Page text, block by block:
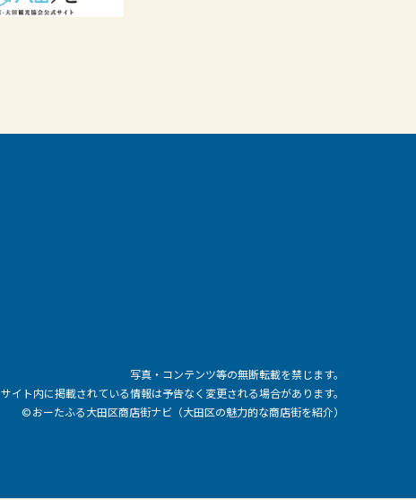
写真・コンテンツ等の無断転載を禁じます。
サイト内に掲載されている情報は予告なく変更される場合があります。
© おーたふる大田区商店街ナビ（大田区の魅力的な商店街を紹介）